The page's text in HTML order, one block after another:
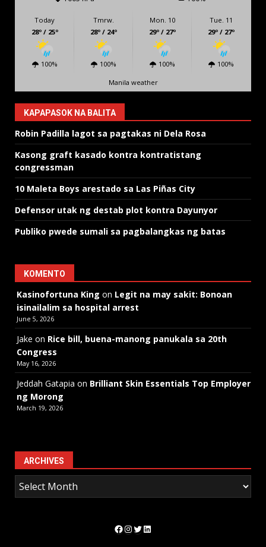
Today
28º / 25º
100%
Tmrw.
28º / 24º
100%
Mon. 10
29º / 27º
100%
Tue. 11
29º / 27º
100%
Manila weather
KAPAPASOK NA BALITA
Robin Padilla lagot sa pagtakas ni Dela Rosa
Kasong graft kasado kontra kontratistang
congressman
10 Maleta Boys arestado sa Las Piñas City
Defensor utak ng destab plot kontra Dayunyor
Publiko pwede sumali sa pagbalangkas ng batas
KOMENTO
Kasinofortuna King on Legit na may sakit: Bonoan
isinailalim sa hospital arrest
June 5, 2026
Jake on Rice bill, buena-manong panukala sa 20th
Congress
May 16, 2026
Jeddah Gatapia on Brilliant Skin Essentials Top Employer
ng Morong
March 19, 2026
ARCHIVES
Facebook
Instagram
Twitter
LinkedIn